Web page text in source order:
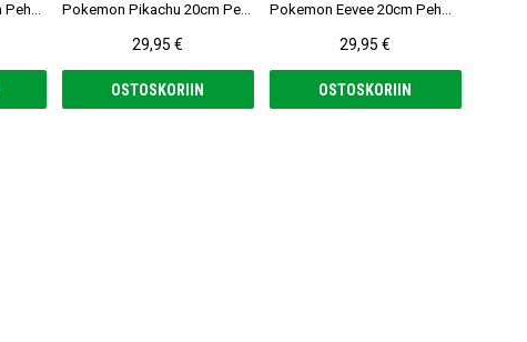
Pokemon Raichu 30cm Pehmolelu Pokemon Pikachu 20cm Pehmolelu
29,95 €
OSTOSKORIIN
Pokemon Eevee 20cm Pehmolelu
29,95 €
OSTOSKORIIN